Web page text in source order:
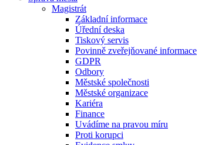
Magistrát
Základní informace
Úřední deska
Tiskový servis
Povinně zveřejňované informace
GDPR
Odbory
Městské společnosti
Městské organizace
Kariéra
Finance
Uvádíme na pravou míru
Proti korupci